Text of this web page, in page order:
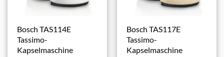
Bosch TAS114E
Tassimo-
Kapselmaschine
Bosch TAS117E
Tassimo-
Kapselmaschine